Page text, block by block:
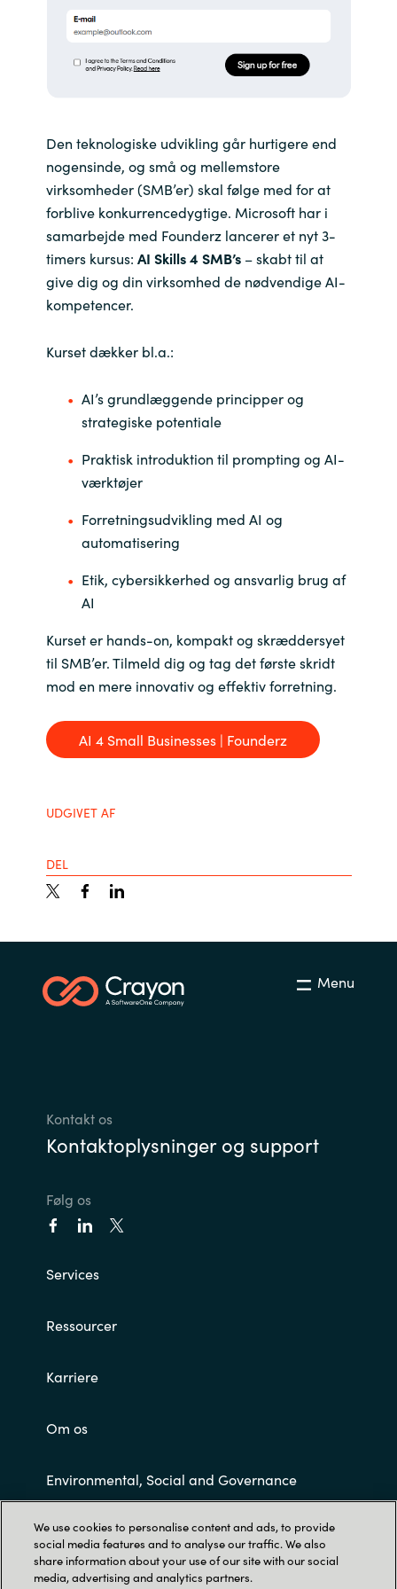
Indonesia
Kuwait
Latvia
Lithuania
Middle East
Netherlands
Philippines
Poland
Qatar
Serbia
Sweden
United States
Den teknologiske udvikling går hurtigere end
nogensinde, og små og mellemstore
virksomheder (SMB’er) skal følge med for at
forblive konkurrencedygtige. Microsoft har i
samarbejde med Founderz lancerer et nyt 3-
timers kursus: AI Skills 4 SMB’s– skabt til at
give dig og din virksomhed de nødvendige AI-
kompetencer.
Kurset dækker bl.a.:
AI’s grundlæggende principper og
strategiske potentiale
Praktisk introduktion til prompting og AI-
værktøjer
Forretningsudvikling med AI og
automatisering
Etik, cybersikkerhed og ansvarlig brug af
AI
Kurset er hands-on, kompakt og skræddersyet
til SMB’er. Tilmeld dig og tag det første skridt
mod en mere innovativ og effektiv forretning.
AI 4 Small Businesses | Founderz
UDGIVET AF
DEL
Menu
Kontakt os
Kontaktoplysninger og support
Følg os
Services
Ressourcer
Karriere
Om os
Environmental, Social and Governance
Customer Terms and Conditions
We use cookies to personalise content and ads, to provide
social media features and to analyse our traffic. We also
share information about your use of our site with our social
media, advertising and analytics partners.